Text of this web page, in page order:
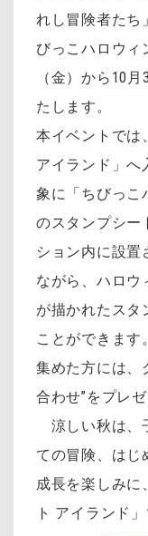
れし冒険者たち
びっこハロウィ
（金）から10
たします。
本イベントでは
アイランド」へ
象に「ちびっこ
のスタンプシー
ション内に設置
ながら、ハロウ
が描かれたスタ
ことができます
集めた方には、
合わせ”をプレゼ
涼しい秋は、
ての冒険、はじ
成長を楽しみに
ト アイランド